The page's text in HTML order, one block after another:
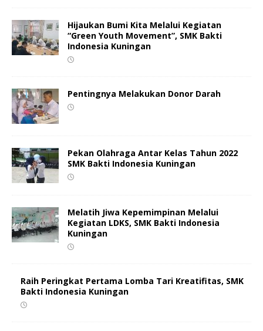
Hijaukan Bumi Kita Melalui Kegiatan
“Green Youth Movement”, SMK Bakti
Indonesia Kuningan
Pentingnya Melakukan Donor Darah
Pekan Olahraga Antar Kelas Tahun 2022
SMK Bakti Indonesia Kuningan
Melatih Jiwa Kepemimpinan Melalui
Kegiatan LDKS, SMK Bakti Indonesia
Kuningan
Raih Peringkat Pertama Lomba Tari Kreatifitas, SMK
Bakti Indonesia Kuningan